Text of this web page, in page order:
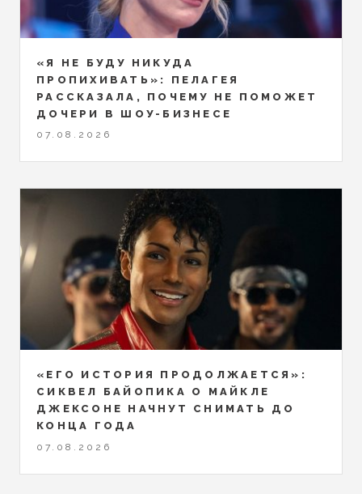
«Я НЕ БУДУ НИКУДА
ПРОПИХИВАТЬ»: ПЕЛАГЕЯ
РАССКАЗАЛА, ПОЧЕМУ НЕ ПОМОЖЕТ
ДОЧЕРИ В ШОУ-БИЗНЕСЕ
07.08.2026
«ЕГО ИСТОРИЯ ПРОДОЛЖАЕТСЯ»:
СИКВЕЛ БАЙОПИКА О МАЙКЛЕ
ДЖЕКСОНЕ НАЧНУТ СНИМАТЬ ДО
КОНЦА ГОДА
07.08.2026